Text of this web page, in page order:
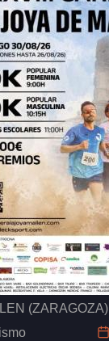
(ZARAGOZA)